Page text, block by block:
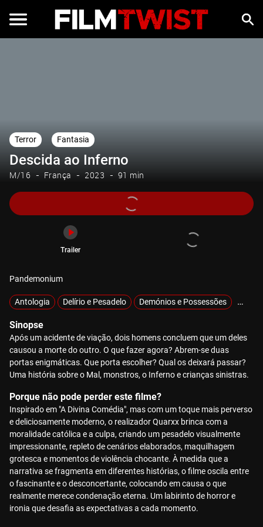
Terror Fantasia
Descida ao Inferno
M/16 França 2023 91 min
Trailer
Pandemonium
Antologia Delírio e Pesadelo Demónios e Possessões
Sinopse
Após um acidente de viação, dois homens concluem que um deles
causou a morte do outro. O que fazer agora? Abrem-se duas
portas enigmáticas. Que porta escolher? Qual os deixará passar?
Uma história sobre o Mal, monstros, o Inferno e crianças sinistras.
Porque não pode perder este filme?
Inspirado em "A Divina Comédia", mas com um toque mais perverso
e deliciosamente moderno, o realizador Quarxx brinca com a
moralidade católica e a culpa, criando um pesadelo visualmente
impressionante, repleto de cenários elaborados, maquilhagem
grotesca e momentos de violência chocante. À medida que a
narrativa se fragmenta em diferentes histórias, o filme oscila entre
o fascinante e o desconcertante, colocando em causa o que
realmente merece condenação eterna. Um labirinto de horror e
ironia que desafia as expectativas a cada momento.